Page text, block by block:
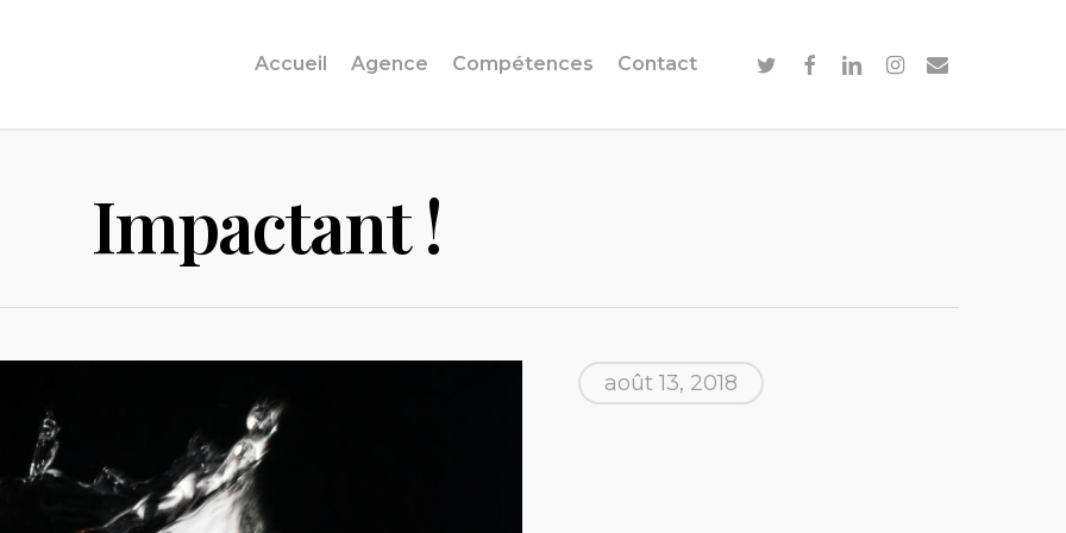
Accueil Agence Compétences Contact twitterfacebooklinkedininstagram
email
Impactant !
août 13, 2018